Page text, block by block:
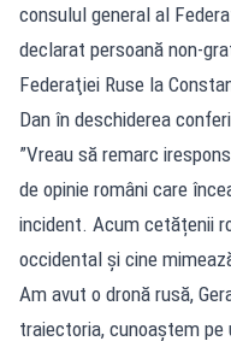
consulul general al
declarat persoană non-
Federaţiei Ruse la
Dan în deschiderea
”Vreau să remarc
de opinie români care
incident. Acum cetățenii
occidental și cine
Am avut o dronă rusă,
traiectoria, cunoaștem pe